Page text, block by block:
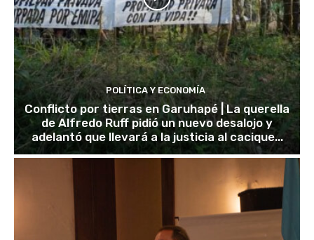
POLÍTICA Y ECONOMÍA
Conflicto por tierras en Garuhapé | La querella
de Alfredo Ruff pidió un nuevo desalojo y
adelantó que llevará a la justicia al cacique...